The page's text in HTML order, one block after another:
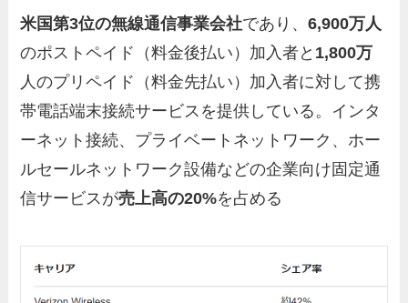
米国第3位の無線通信事業会社であり、6,900万人
のポストペイド（料金後払い）加入者と 1,800万
人のプリペイド（料金先払い）加入者に対して携
帯電話端末接続サービスを提供している。インタ
ーネット接続、プライベートネットワーク、ホー
ルセールネットワーク設備などの企業向け固定通
信サービスが売上高の20%を占める